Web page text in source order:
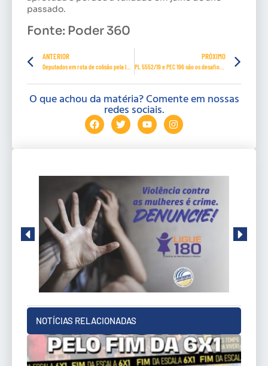
passado.
Fonte: Poder 360
ANTERIOR PRÓXIMO
PL 5552/19 e PEC 196 são os desafios do movimento sindical para 2020
O que achou da matéria? Comente em nossas
redes sociais.
NOTÍCIAS RELACIONADAS